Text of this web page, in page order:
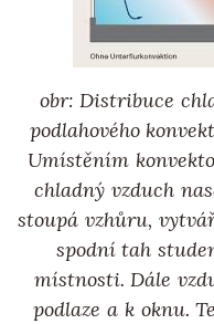
obr: Distribuce
podlahového
Umístěním
chladný vzduch
stoupá vzhůru,
spodní tah
místnosti. Dále
podlaze a k oknu.